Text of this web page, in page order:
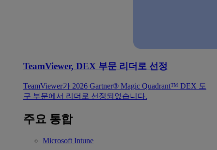
TeamViewer, DEX 부문 리더로 선정
TeamViewer가 2026 Gartner® Magic Quadrant™ DEX 도
구 부문에서 리더로 선정되었습니다.
주요 통합
Microsoft Intune